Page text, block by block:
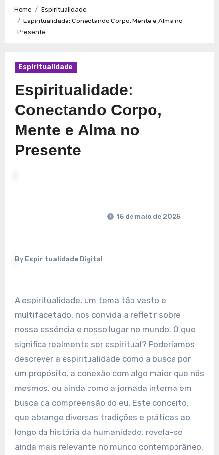
Caminhos para a Plenitude no Presente
Espiritualidade: Conexão e Significado no Presente
Home
Espiritualidade
Espiritualidade: Conectando Corpo, Mente e Alma no
Presente
Espiritualidade
Espiritualidade:
Conectando Corpo,
Mente e Alma no
Presente
By Espiritualidade Digital
15 de maio de 2025
A espiritualidade, um tema tão vasto e
multifacetado, nos convida a refletir sobre
nossa essência e nosso lugar no mundo. O que
significa realmente ser espiritual? Poderíamos
descrever a espiritualidade como a busca por
um propósito, a conexão com algo maior que nós
mesmos, ou ainda como a jornada interna em
busca da compreensão do eu. Este conceito,
que abrange diversas tradições e práticas ao
longo da história da humanidade, revela-se
ainda mais relevante no mundo contemporâneo,